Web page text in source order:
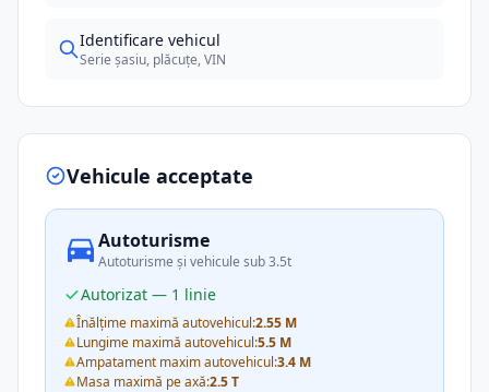
Identificare vehicul
Serie șasiu, plăcuțe, VIN
Vehicule acceptate
Autoturisme
Autoturisme și vehicule sub 3.5t
Autorizat — 1 linie
Înălțime maximă autovehicul:2.55 M
Lungime maximă autovehicul:5.5 M
Ampatament maxim autovehicul:3.4 M
Masa maximă pe axă:2.5 T